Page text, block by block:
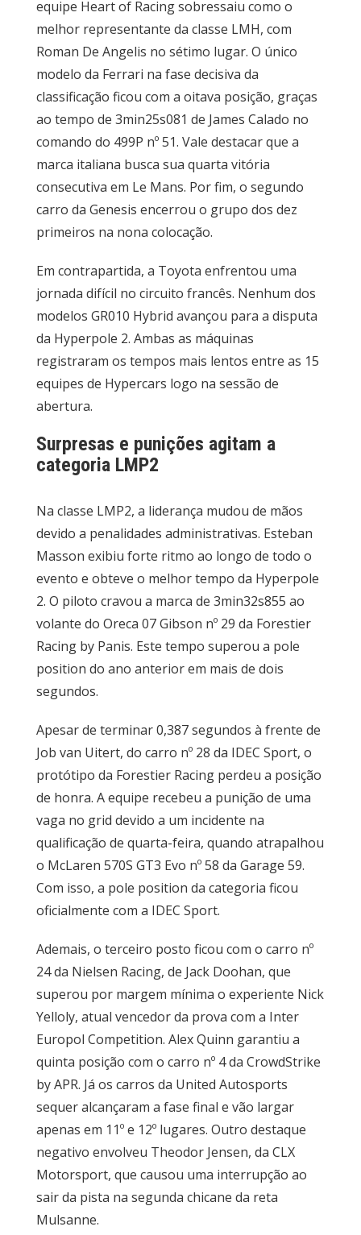
equipe Heart of Racing sobressaiu como o
melhor representante da classe LMH, com
Roman De Angelis no sétimo lugar. O único
modelo da Ferrari na fase decisiva da
classificação ficou com a oitava posição, graças
ao tempo de 3min25s081 de James Calado no
comando do 499P nº 51. Vale destacar que a
marca italiana busca sua quarta vitória
consecutiva em Le Mans. Por fim, o segundo
carro da Genesis encerrou o grupo dos dez
primeiros na nona colocação.
Em contrapartida, a Toyota enfrentou uma
jornada difícil no circuito francês. Nenhum dos
modelos GR010 Hybrid avançou para a disputa
da Hyperpole 2. Ambas as máquinas
registraram os tempos mais lentos entre as 15
equipes de Hypercars logo na sessão de
abertura.
Surpresas e punições agitam a
categoria LMP2
Na classe LMP2, a liderança mudou de mãos
devido a penalidades administrativas. Esteban
Masson exibiu forte ritmo ao longo de todo o
evento e obteve o melhor tempo da Hyperpole
2. O piloto cravou a marca de 3min32s855 ao
volante do Oreca 07 Gibson nº 29 da Forestier
Racing by Panis. Este tempo superou a pole
position do ano anterior em mais de dois
segundos.
Apesar de terminar 0,387 segundos à frente de
Job van Uitert, do carro nº 28 da IDEC Sport, o
protótipo da Forestier Racing perdeu a posição
de honra. A equipe recebeu a punição de uma
vaga no grid devido a um incidente na
qualificação de quarta-feira, quando atrapalhou
o McLaren 570S GT3 Evo nº 58 da Garage 59.
Com isso, a pole position da categoria ficou
oficialmente com a IDEC Sport.
Ademais, o terceiro posto ficou com o carro nº
24 da Nielsen Racing, de Jack Doohan, que
superou por margem mínima o experiente Nick
Yelloly, atual vencedor da prova com a Inter
Europol Competition. Alex Quinn garantiu a
quinta posição com o carro nº 4 da CrowdStrike
by APR. Já os carros da United Autosports
sequer alcançaram a fase final e vão largar
apenas em 11º e 12º lugares. Outro destaque
negativo envolveu Theodor Jensen, da CLX
Motorsport, que causou uma interrupção ao
sair da pista na segunda chicane da reta
Mulsanne.